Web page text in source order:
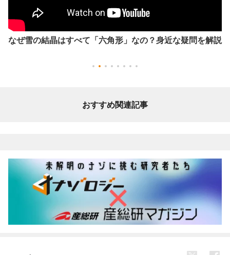
形」なの？身近な疑問を解説
『消滅したはずの人間の
おすすめ関連記事